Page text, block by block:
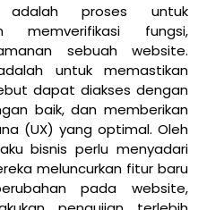
proses untuk
memverifikasi fungsi,
sebuah website.
untuk memastikan
dapat diakses dengan
baik, dan memberikan
(UX) yang optimal. Oleh
bisnis perlu menyadari
meluncurkan fitur baru
pada website,